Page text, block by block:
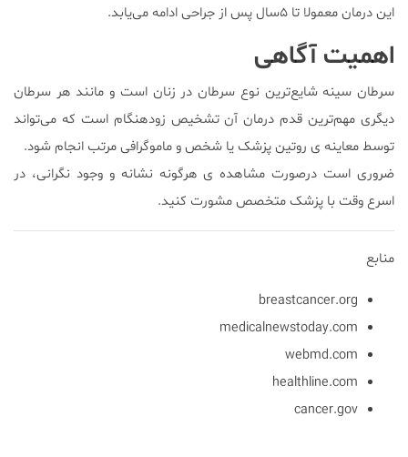
این درمان معمولا تا ۵سال پس از جراحی ادامه می‌یابد.
اهمیت آگاهی
سرطان سینه شایع‌ترین نوع سرطان در زنان است و مانند هر سرطان
دیگری مهم‌ترین قدم درمان آن تشخیص زودهنگام است که می‌تواند
توسط معاینه ی روتین پزشک یا شخص و ماموگرافی مرتب انجام شود.
ضروری است درصورت مشاهده ی هرگونه نشانه و وجود نگرانی، در
اسرع وقت با پزشک متخصص مشورت کنید.
منابع
breastcancer.org
medicalnewstoday.com
webmd.com
healthline.com
cancer.gov